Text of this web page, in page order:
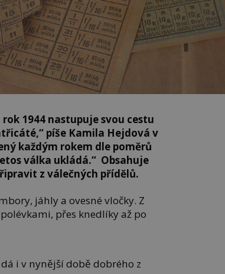
1944 nastupuje svou cestu
píše Kamila Hejdová v
každým rokem dle poměrů
válka ukládá.“ Obsahuje
z válečných přídělů.
jáhly a ovesné vločky. Z
přes knedlíky až po
dá i v nynější době dobrého z